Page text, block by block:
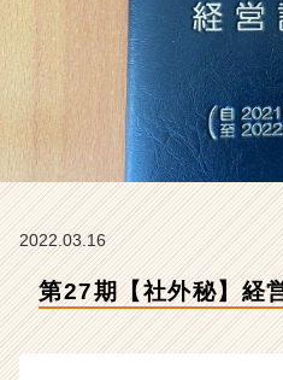
ッ
ク
工
業
の
タ
イ
ム
|
ベ
2022.03.16
第27期【社外秘】経